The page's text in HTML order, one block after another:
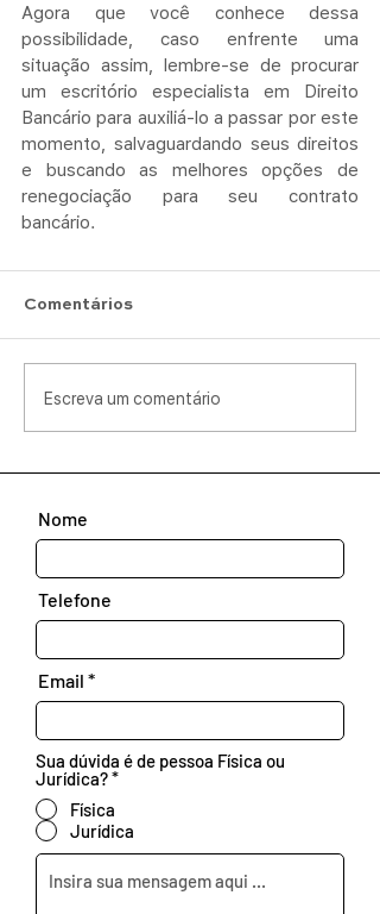
Agora que você conhece dessa
possibilidade, caso enfrente uma
situação assim, lembre-se de procurar
um escritório especialista em Direito
Bancário para auxiliá-lo a passar por este
momento, salvaguardando seus direitos
e buscando as melhores opções de
renegociação para seu contrato
bancário.
Comentários
Escreva um comentário
Nome
Telefone
Email
Sua dúvida é de pessoa Física ou
Jurídica?*
Física
Jurídica